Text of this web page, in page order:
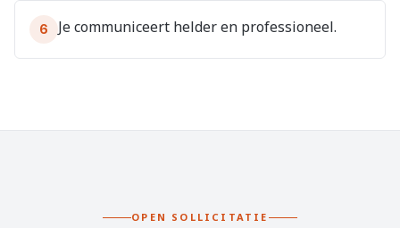
6 Je communiceert helder en professioneel.
OPEN SOLLICITATIE